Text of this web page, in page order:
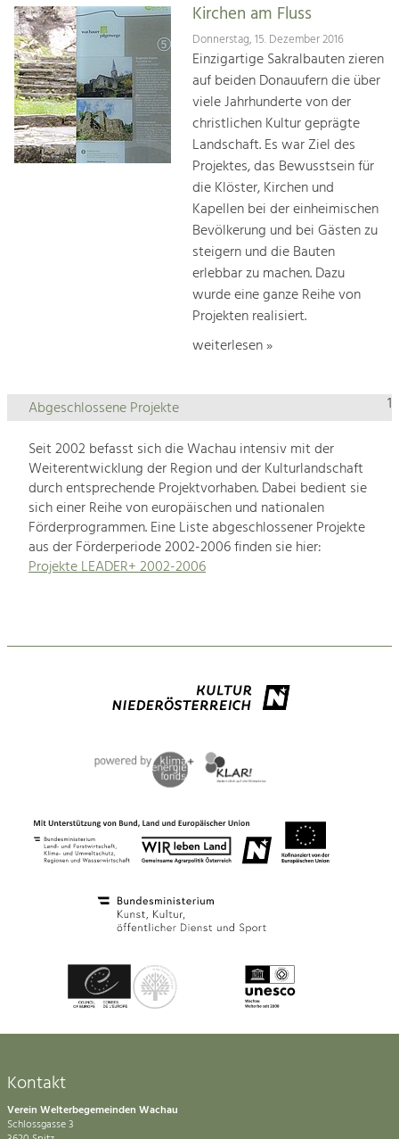
Kirchen am Fluss
Donnerstag, 15. Dezember 2016
Einzigartige Sakralbauten zieren
auf beiden Donauufern die über
viele Jahrhunderte von der
christlichen Kultur geprägte
Landschaft. Es war Ziel des
Projektes, das Bewusstsein für
die Klöster, Kirchen und
Kapellen bei der einheimischen
Bevölkerung und bei Gästen zu
steigern und die Bauten
erlebbar zu machen. Dazu
wurde eine ganze Reihe von
Projekten realisiert.
weiterlesen »
1
Abgeschlossene Projekte
Seit 2002 befasst sich die Wachau intensiv mit der
Weiterentwicklung der Region und der Kulturlandschaft
durch entsprechende Projektvorhaben. Dabei bedient sie
sich einer Reihe von europäischen und nationalen
Förderprogrammen. Eine Liste abgeschlossener Projekte
aus der Förderperiode 2002-2006 finden sie hier:
Projekte LEADER+ 2002-2006
Kontakt
Verein Welterbegemeinden Wachau
Schlossgasse 3